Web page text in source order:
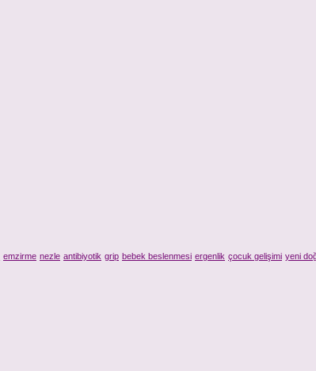
emzirme nezle antibiyotik grip bebek beslenmesi ergenlik çocuk gelişimi yeni